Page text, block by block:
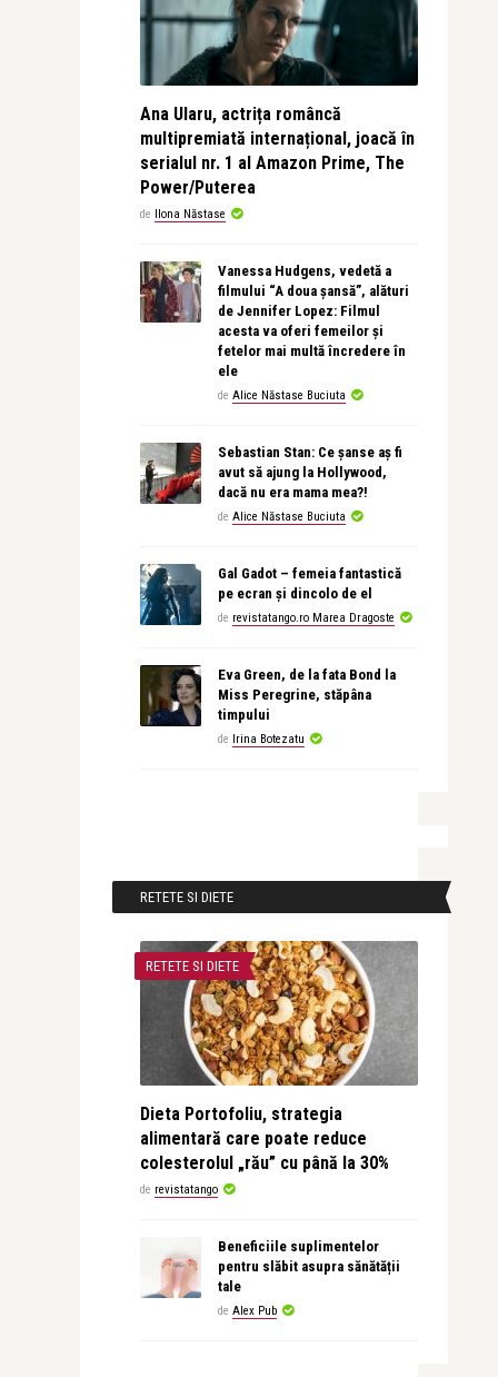
Ana Ularu, actrița româncă
multipremiată internațional, joacă în
serialul nr. 1 al Amazon Prime, The
Power/Puterea
de Ilona Năstase
Vanessa Hudgens, vedetă a
filmului “A doua șansă”, alături
de Jennifer Lopez: Filmul
acesta va oferi femeilor și
fetelor mai multă încredere în
ele
de Alice Năstase Buciuta
Sebastian Stan: Ce șanse aș fi
avut să ajung la Hollywood,
dacă nu era mama mea?!
de Alice Năstase Buciuta
Gal Gadot – femeia fantastică
pe ecran și dincolo de el
de revistatango.ro Marea Dragoste
Eva Green, de la fata Bond la
Miss Peregrine, stăpâna
timpului
de Irina Botezatu
RETETE SI DIETE
RETETE SI DIETE
Dieta Portofoliu, strategia
alimentară care poate reduce
colesterolul „rău” cu până la 30%
de revistatango
Beneficiile suplimentelor
pentru slăbit asupra sănătății
tale
de Alex Pub